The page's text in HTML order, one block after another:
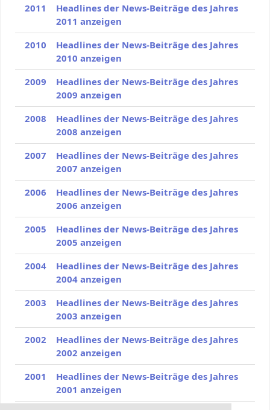
2011
Headlines der News-Beiträge des Jahres
2011 anzeigen
2010
Headlines der News-Beiträge des Jahres
2010 anzeigen
2009
Headlines der News-Beiträge des Jahres
2009 anzeigen
2008
Headlines der News-Beiträge des Jahres
2008 anzeigen
2007
Headlines der News-Beiträge des Jahres
2007 anzeigen
2006
Headlines der News-Beiträge des Jahres
2006 anzeigen
2005
Headlines der News-Beiträge des Jahres
2005 anzeigen
2004
Headlines der News-Beiträge des Jahres
2004 anzeigen
2003
Headlines der News-Beiträge des Jahres
2003 anzeigen
2002
Headlines der News-Beiträge des Jahres
2002 anzeigen
2001
Headlines der News-Beiträge des Jahres
2001 anzeigen